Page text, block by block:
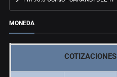
MONEDA
COTIZACIONES